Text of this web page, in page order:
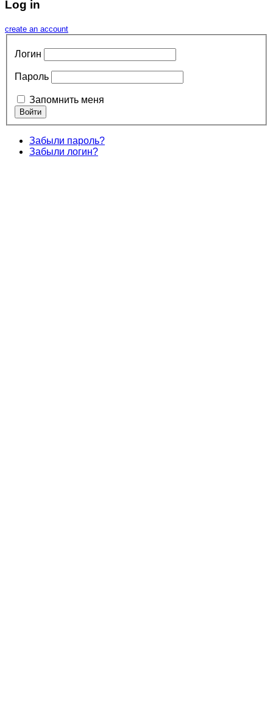
Log in
create an account
Логин
Пароль
Запомнить меня
Забыли пароль?
Забыли логин?